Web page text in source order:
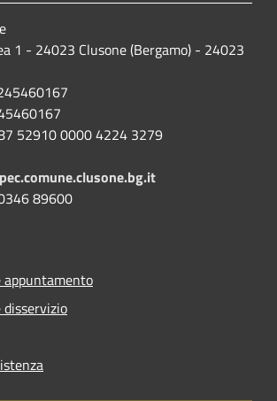
1 - 24023 Clusone (Bergamo) - 24023
52910 0000 4224 3279
89600
appuntamento
disservizio